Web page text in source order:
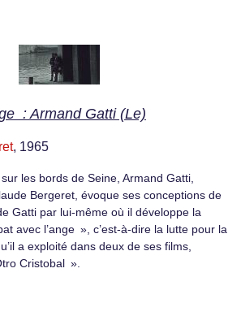
: Armand Gatti (Le)
, 1965
les bords de Seine, Armand Gatti,
Bergeret, évoque ses conceptions de
Gatti par lui-même où il développe la
avec l’ange », c’est-à-dire la lutte pour la
a exploité dans deux de ses films,
Cristobal ».